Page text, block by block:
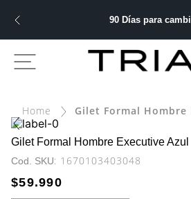
90 Días para
Gilet Formal Hombre
Gilet Formal Hombre Executive Azul
: 1670103403048
$59.990
BUSCADOS